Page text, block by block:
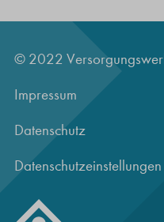
© 2022
Impressum
Datenschutz
Datenschutzeinstellungen